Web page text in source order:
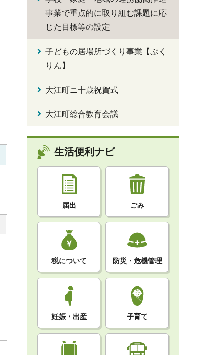
事業で重点的に取り組む課題に応
じた目標等の設定
子どもの居場所づくり事業【ぷく
りん】
大江町ニ十歳祝賀式
大江町総合教育会議
生活便利ナビ
届出 ごみ
税について 防災・危機管理
妊娠・出産 子育て